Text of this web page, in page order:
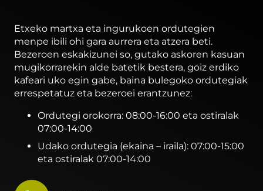
Etxeko martxa eta ingurukoen ordutegien
menpe ibili ohi gara aurrera eta atzera beti.
Bezeroen eskakizunei so, gutako askoren kasuan
mugikorrarekin alde batetik bestera, goiz erdiko
kafeari uko egin gabe, baina bulegoko ordutegiak
errespetatuz eta bezeroei erantzunez:
Ordutegi orokorra: 08:00-16:00 eta ostiralak
07:00-14:00
Udako ordutegia (ekaina – iraila): 07:00-15:00
eta ostiralak 07:00-14:00